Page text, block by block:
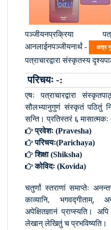
पञ्जीयनप्रक्रिया
आनलाईनपञ्जीयनार्थं -
अत्र
पत्राचारद्वारा संस्कृतस्य
परिचयः -:
एषः पत्राचारद्वारा
सौलभ्यानुगुणं संस्कृतं पठितुं
सन्ति। प्रतिस्तरं ६ मासात्मकः
प्रवेशः (Pravesha)
परिचयः(Parichaya)
शिक्षा (Shiksha)
कोविदः (Kovida)
चतुर्णां स्तराणां समाप्तेः
काव्यानि, भगवद्गीताम्,
अपेक्षितज्ञानं प्राप्स्यति।
लेखान् लेखितुं च प्रभविष्यति।